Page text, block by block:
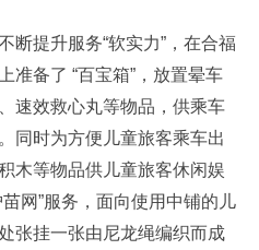
断提升服务“软实力”，在合福
准备了 “百宝箱”，放置晕车
速效救心丸等物品，供乘车
同时为方便儿童旅客乘车出
木等物品供儿童旅客休闲娱
网”服务，面向使用中铺的儿
张挂一张由尼龙绳编织而成